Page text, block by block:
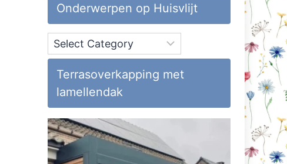
Onderwerpen op Huisvlijt
Onderwerpen
op
Huisvlijt
Terrasoverkapping met
lamellendak